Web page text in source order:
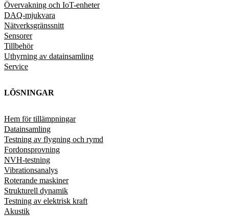
Övervakning och IoT-enheter
DAQ-mjukvara
Nätverksgränssnitt
Sensorer
Tillbehör
Uthyrning av datainsamling
Service
LÖSNINGAR
Hem för tillämpningar
Datainsamling
Testning av flygning och rymd
Fordonsprovning
NVH-testning
Vibrationsanalys
Roterande maskiner
Strukturell dynamik
Testning av elektrisk kraft
Akustik